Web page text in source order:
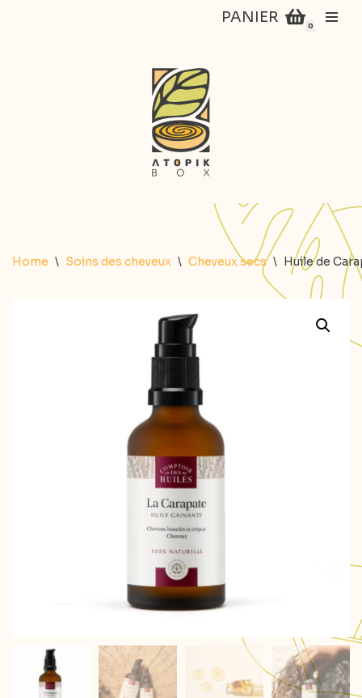
PANIER
0
Home \ Soins des cheveux \ Cheveux secs \ Huile de